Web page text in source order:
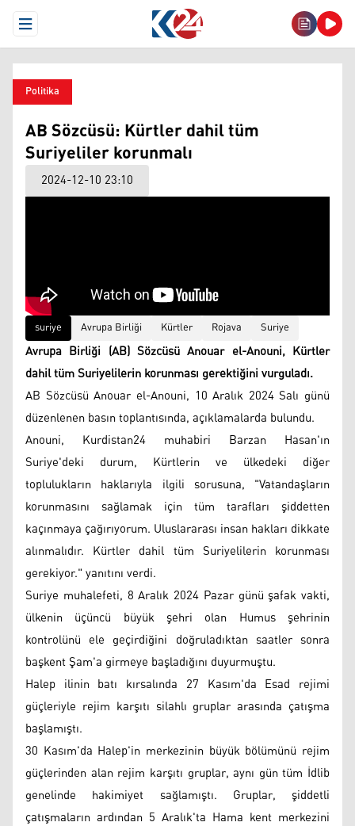
Open Menu
Politika
AB Sözcüsü: Kürtler dahil tüm
Suriyeliler korunmalı
2024-12-10 23:10
suriye Avrupa Birliği Kürtler Rojava Suriye
Avrupa Birliği (AB) Sözcüsü Anouar el-Anouni, Kürtler
dahil tüm Suriyelilerin korunması gerektiğini vurguladı.
AB Sözcüsü Anouar el-Anouni, 10 Aralık 2024 Salı günü
düzenlenen basın toplantısında, açıklamalarda bulundu.
Anouni, Kurdistan24 muhabiri Barzan Hasan'ın
Suriye'deki durum, Kürtlerin ve ülkedeki diğer
toplulukların haklarıyla ilgili sorusuna, "Vatandaşların
korunmasını sağlamak için tüm tarafları şiddetten
kaçınmaya çağırıyorum. Uluslararası insan hakları dikkate
alınmalıdır. Kürtler dahil tüm Suriyelilerin korunması
gerekiyor." yanıtını verdi.
Suriye muhalefeti, 8 Aralık 2024 Pazar günü şafak vakti,
ülkenin üçüncü büyük şehri olan Humus şehrinin
kontrolünü ele geçirdiğini doğruladıktan saatler sonra
başkent Şam'a girmeye başladığını duyurmuştu.
Halep ilinin batı kırsalında 27 Kasım'da Esad rejimi
güçleriyle rejim karşıtı silahlı gruplar arasında çatışma
başlamıştı.
30 Kasım'da Halep'in merkezinin büyük bölümünü rejim
güçlerinden alan rejim karşıtı gruplar, aynı gün tüm İdlib
genelinde hakimiyet sağlamıştı. Gruplar, şiddetli
çatışmaların ardından 5 Aralık'ta Hama kent merkezini